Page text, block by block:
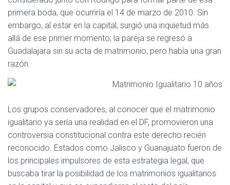
primera boda, que ocurriría el 14 de marzo de 2010. Sin
embargo, al estar en la capital, surgió una inquietud más
allá de ese primer momento; la pareja se regresó a
Guadalajara sin su acta de matrimonio, pero había una gran
razón.
Los grupos conservadores, al conocer que el matrimonio
igualitario ya sería una realidad en el DF, promovieron una
controversia constitucional contra este derecho recién
reconocido. Estados como Jalisco y Guanajuato fueron de
los principales impulsores de esta estrategia legal, que
buscaba tirar la posibilidad de los matrimonios igualitarios